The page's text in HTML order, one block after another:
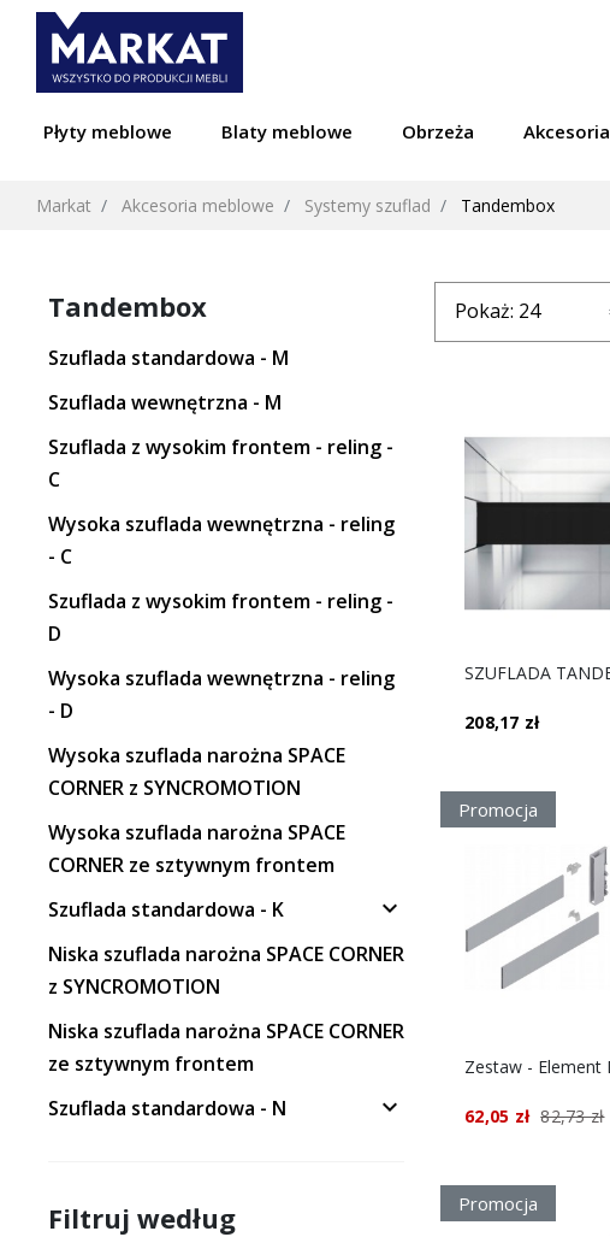
Płyty meblowe Blaty meblowe Obrzeża
Markat Akcesoria meblowe Systemy szuflad Tandembox
Tandembox
Szuflada standardowa - M
Szuflada wewnętrzna - M
Szuflada z wysokim frontem - reling -
C
Wysoka szuflada wewnętrzna - reling
- C
Szuflada z wysokim frontem - reling -
D
Wysoka szuflada wewnętrzna - reling
- D
Wysoka szuflada narożna SPACE
CORNER z SYNCROMOTION
Wysoka szuflada narożna SPACE
CORNER ze sztywnym frontem
Szuflada standardowa - K

Niska szuflada narożna SPACE CORNER
z SYNCROMOTION
Niska szuflada narożna SPACE CORNER
ze sztywnym frontem
Szuflada standardowa - N

Filtruj według
208,17 zł
Promocja
62,05 zł 82,73 zł
Promocja